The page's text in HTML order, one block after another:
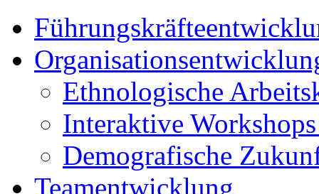
Ethnologische
Interaktive
Demografische
Teamentwicklung